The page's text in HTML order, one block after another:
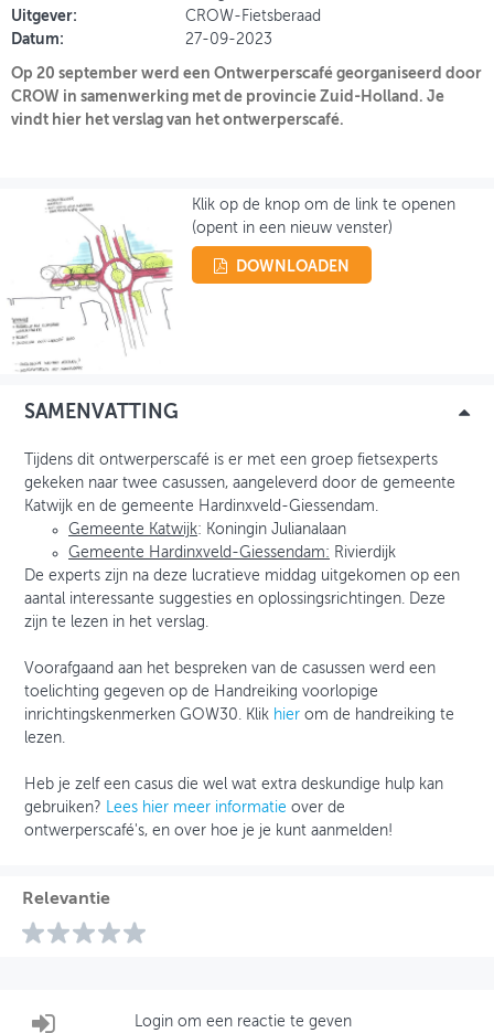
ONTWERPERSCAFÉ
INLOGGEN
Uitgever:
CROW-Fietsberaad
Datum:
27-09-2023
Op 20 september werd een Ontwerperscafé georganiseerd door
CROW in samenwerking met de provincie Zuid-Holland. Je
vindt hier het verslag van het ontwerperscafé.
Klik op de knop om de link te openen
(opent in een nieuw venster)
DOWNLOADEN
SAMENVATTING
Tijdens dit ontwerperscafé is er met een groep fietsexperts
gekeken naar twee casussen, aangeleverd door de gemeente
Katwijk en de gemeente Hardinxveld-Giessendam.
Gemeente Katwijk: Koningin Julianalaan
Gemeente Hardinxveld-Giessendam: Rivierdijk
De experts zijn na deze lucratieve middag uitgekomen op een
aantal interessante suggesties en oplossingsrichtingen. Deze
zijn te lezen in het verslag.
Voorafgaand aan het bespreken van de casussen werd een
toelichting gegeven op de Handreiking voorlopige
inrichtingskenmerken GOW30. Klik hier om de handreiking te
lezen.
Heb je zelf een casus die wel wat extra deskundige hulp kan
gebruiken? Lees hier meer informatie over de
ontwerperscafé's, en over hoe je je kunt aanmelden!
Relevantie
Login om een reactie te geven